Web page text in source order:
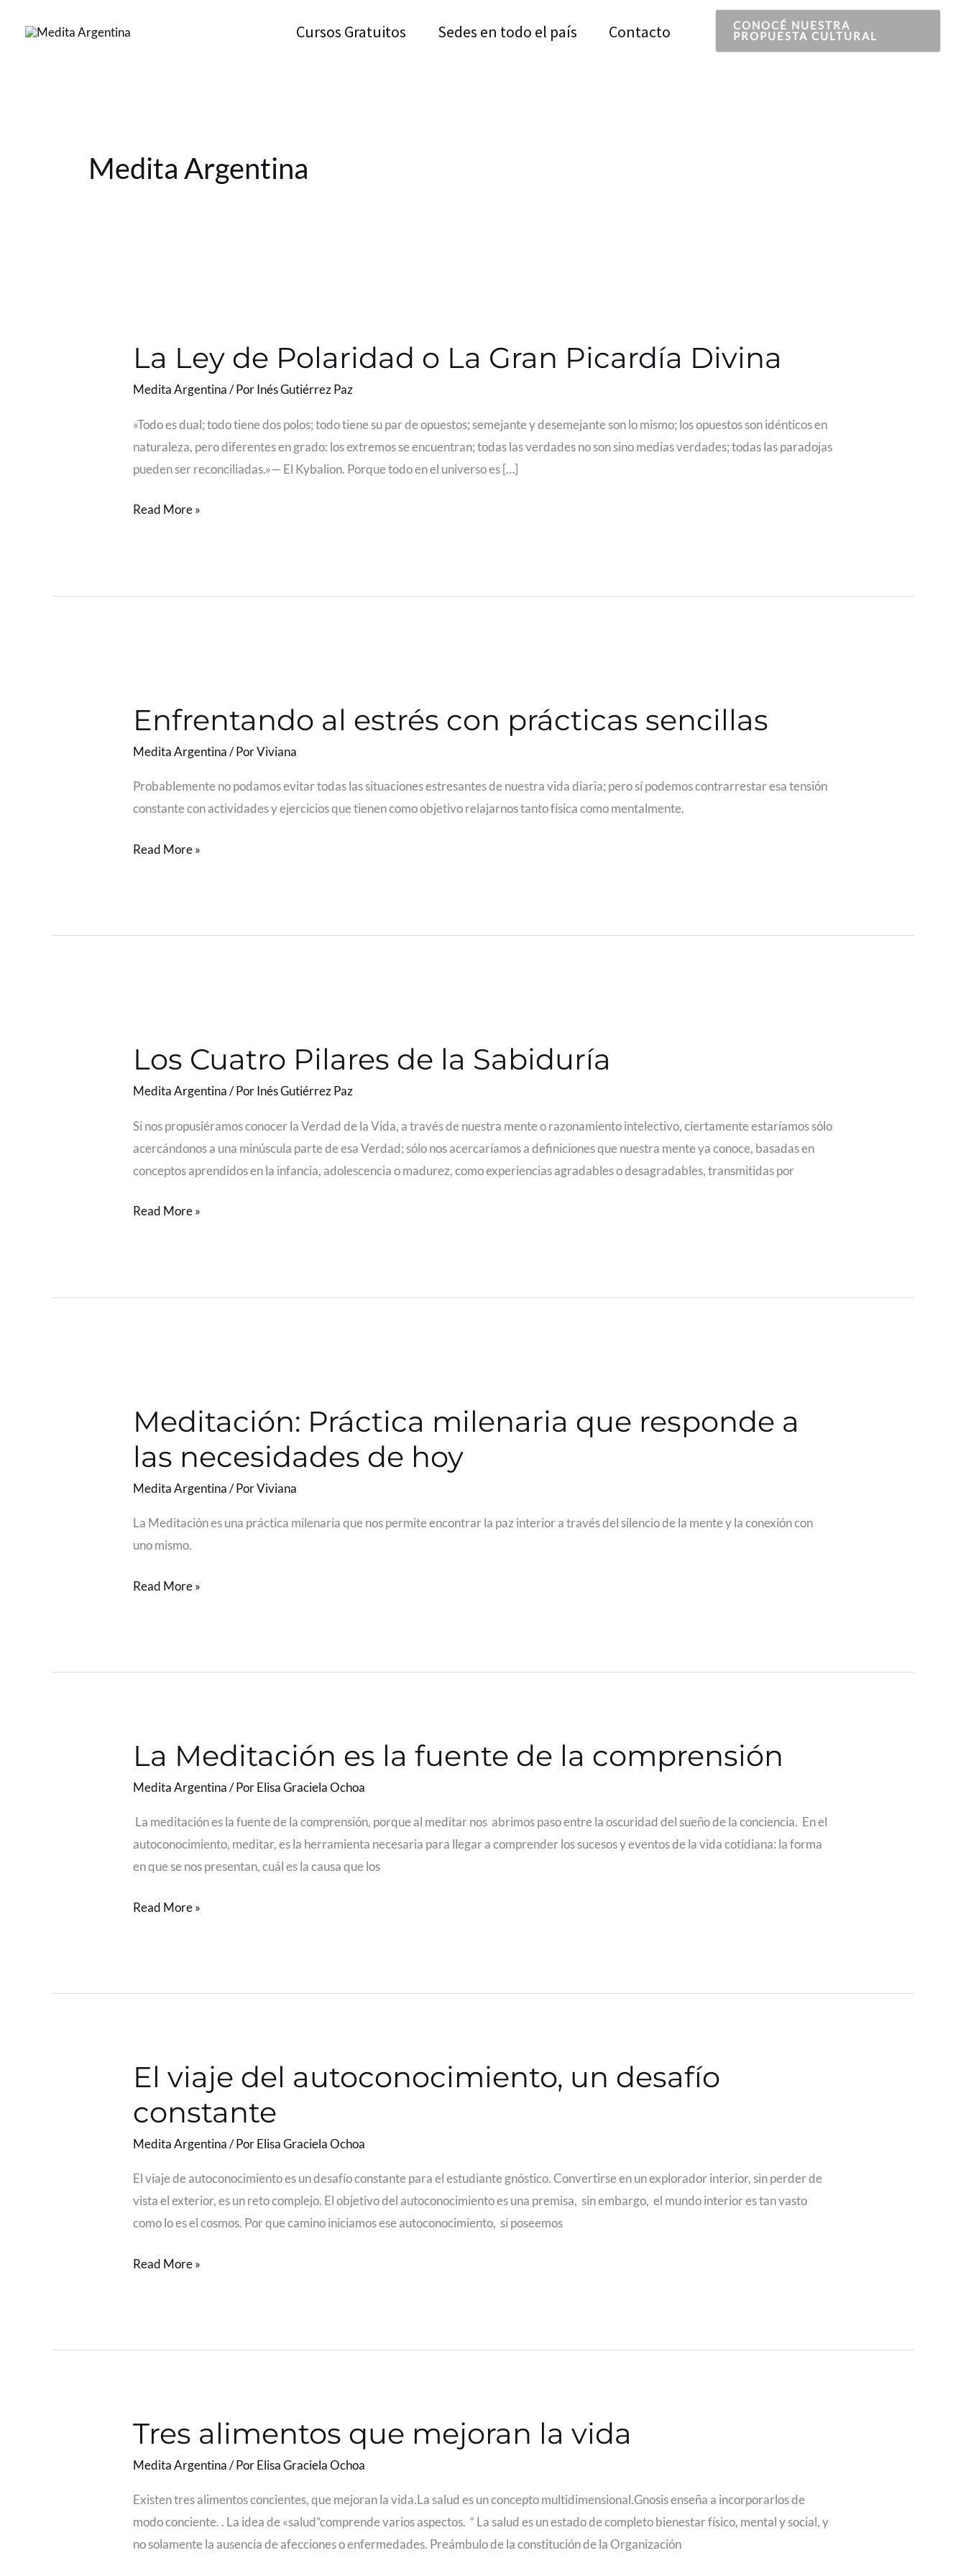
Cursos Gratuitos Sedes en todo el país Contacto
CONOCÉ NUESTRA
PROPUESTA CULTURAL
Medita Argentina
La Ley de Polaridad o La Gran Picardía Divina
Medita Argentina/ PorInés Gutiérrez Paz
«Todo es dual; todo tiene dos polos; todo tiene su par de opuestos; semejante y desemejante son lo mismo; los opuestos son idénticos en
naturaleza, pero diferentes en grado: los extremos se encuentran; todas las verdades no son sino medias verdades; todas las paradojas
pueden ser reconciliadas.»— El Kybalion. Porque todo en el universo es […]
o
La
Gran
Picardía
Read More »
Enfrentando al estrés con prácticas sencillas
Medita Argentina/ PorViviana
Probablemente no podamos evitar todas las situaciones estresantes de nuestra vida diaria; pero sí podemos contrarrestar esa tensión
constante con actividades y ejercicios que tienen como objetivo relajarnos tanto física como mentalmente.
estrés
prácticas
sencillas
Read More »
Los Cuatro Pilares de la Sabiduría
Medita Argentina/ PorInés Gutiérrez Paz
Si nos propusiéramos conocer la Verdad de la Vida, a través de nuestra mente o razonamiento intelectivo, ciertamente estaríamos sólo
acercándonos a una minúscula parte de esa Verdad; sólo nos acercaríamos a definiciones que nuestra mente ya conoce, basadas en
conceptos aprendidos en la infancia, adolescencia o madurez, como experiencias agradables o desagradables, transmitidas por
Pilares
la
Sabiduría
Read More »
Meditación: Práctica milenaria que responde a
las necesidades de hoy
Medita Argentina/ PorViviana
La Meditación es una práctica milenaria que nos permite encontrar la paz interior a través del silencio de la mente y la conexión con
uno mismo.
milenaria
responde
a
necesidades
de
Read More »
La Meditación es la fuente de la comprensión
Medita Argentina/ PorElisa Graciela Ochoa
La meditación es la fuente de la comprensión, porque al meditar nos abrimos paso entre la oscuridad del sueño de la conciencia. En el
autoconocimiento, meditar, es la herramienta necesaria para llegar a comprender los sucesos y eventos de la vida cotidiana: la forma
en que se nos presentan, cuál es la causa que los
La
Meditación
es
la
fuente
comprensión
Read More »
El viaje del autoconocimiento, un desafío
constante
Medita Argentina/ PorElisa Graciela Ochoa
El viaje de autoconocimiento es un desafío constante para el estudiante gnóstico. Convertirse en un explorador interior, sin perder de
vista el exterior, es un reto complejo. El objetivo del autoconocimiento es una premisa, sin embargo, el mundo interior es tan vasto
como lo es el cosmos. Por que camino iniciamos ese autoconocimiento, si poseemos
El
viaje
del
autoconocimiento,
desafío
constante
Read More »
Tres alimentos que mejoran la vida
Medita Argentina/ PorElisa Graciela Ochoa
Existen tres alimentos concientes, que mejoran la vida.La salud es un concepto multidimensional.Gnosis enseña a incorporarlos de
modo conciente. . La idea de «salud”comprende varios aspectos. “ La salud es un estado de completo bienestar físico, mental y social, y
no solamente la ausencia de afecciones o enfermedades. Preámbulo de la constitución de la Organización
Tres
alimentos
que
mejoran